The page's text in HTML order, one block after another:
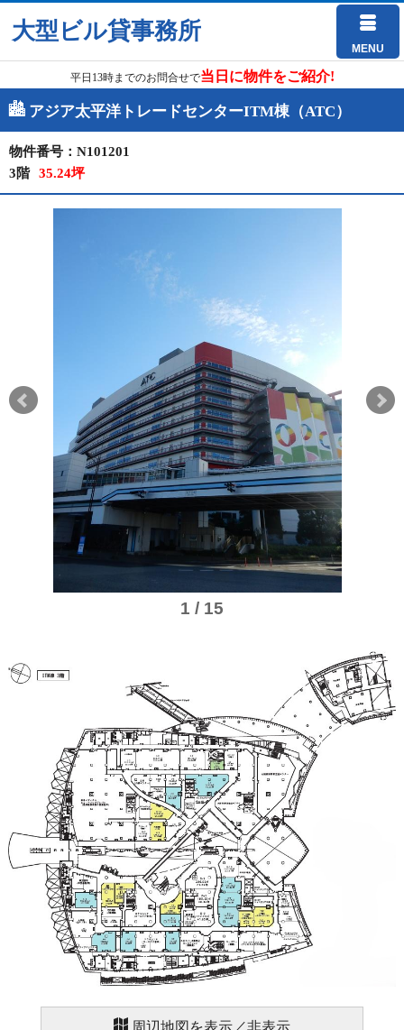
大型ビル貸事務所
MENU
平日13時までのお問合せで当日に物件をご紹介!
アジア太平洋トレードセンターITM棟（ATC）
物件番号：N101201
3階
35.24坪
1 / 15